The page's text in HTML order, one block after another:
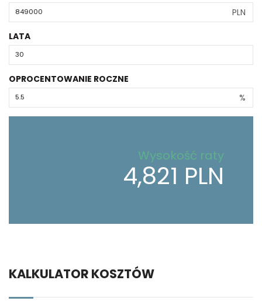
PLN
LATA
OPROCENTOWANIE ROCZNE
%
Wysokość raty
4,821 PLN
KALKULATOR KOSZTÓW